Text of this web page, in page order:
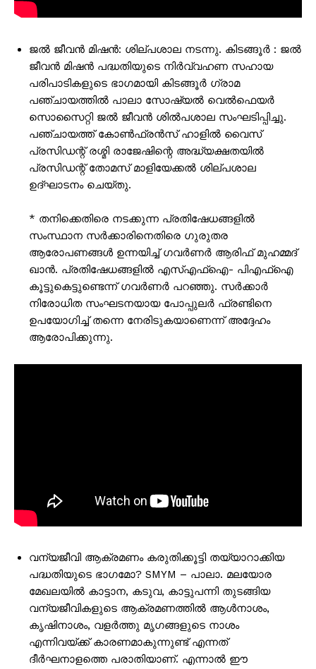
ജൽ ജീവൻ മിഷൻ: ശില്പശാല നടന്നു. കിടങ്ങൂർ : ജൽ
ജീവൻ മിഷൻ പദ്ധതിയുടെ നിർവ്വഹണ സഹായ
പരിപാടികളുടെ ഭാഗമായി കിടങ്ങൂർ ഗ്രാമ
പഞ്ചായത്തിൽ പാലാ സോഷ്യൽ വെൽഫെയർ
സൊസൈറ്റി ജൽ ജീവൻ ശിൽപശാല സംഘടിപ്പിച്ചു.
പഞ്ചായത്ത് കോൺഫ്രൻസ് ഹാളിൽ വൈസ്
പ്രസിഡന്റ് രശ്മി രാജേഷിന്റെ അദ്ധ്യക്ഷതയിൽ
പ്രസിഡന്റ് തോമസ് മാളിയേക്കൽ ശില്പശാല
ഉദ്ഘാടനം ചെയ്തു.
* തനിക്കെതിരെ നടക്കുന്ന പ്രതിഷേധങ്ങളിൽ
സംസ്ഥാന സർക്കാരിനെതിരെ ഗുരുതര
ആരോപണങ്ങൾ ഉന്നയിച്ച് ഗവർണർ ആരിഫ് മുഹമ്മദ്
ഖാൻ. പ്രതിഷേധങ്ങളിൽ എസ്എഫ്‌ഐ- പിഎഫ്‌ഐ
കൂട്ടുകെട്ടുണ്ടെന്ന് ഗവർണർ പറഞ്ഞു. സർക്കാർ
നിരോധിത സംഘടനയായ പോപ്പുലർ ഫ്രണ്ടിനെ
ഉപയോഗിച്ച് തന്നെ നേരിടുകയാണെന്ന് അദ്ദേഹം
ആരോപിക്കുന്നു.
വന്യജീവി ആക്രമണം കരുതിക്കൂട്ടി തയ്യാറാക്കിയ
പദ്ധതിയുടെ ഭാഗമോ? SMYM – പാലാ. മലയോര
മേഖലയിൽ കാട്ടാന, കടുവ, കാട്ടുപന്നി തുടങ്ങിയ
വന്യജീവികളുടെ ആക്രമണത്തിൽ ആൾനാശം,
കൃഷിനാശം, വളർത്തു മൃഗങ്ങളുടെ നാശം
എന്നിവയ്ക്ക് കാരണമാകുന്നുണ്ട് എന്നത്
ദീർഘനാളത്തെ പരാതിയാണ്. എന്നാൽ ഈ